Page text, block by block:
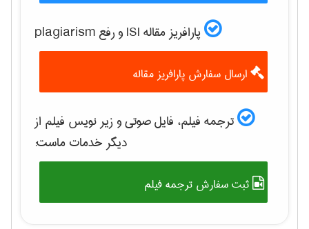
پارافریز مقاله ISI و رفع plagiarism
ارسال سفارش پارافریز مقاله
ترجمه فیلم، فایل صوتی و زیر نویس فیلم از
دیگر خدمات ماست:
ثبت سفارش ترجمه فیلم